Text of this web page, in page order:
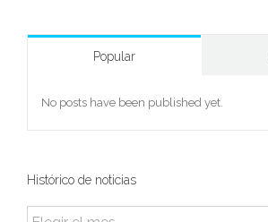
Popular
No posts have been published yet.
Histórico de noticias
Histórico